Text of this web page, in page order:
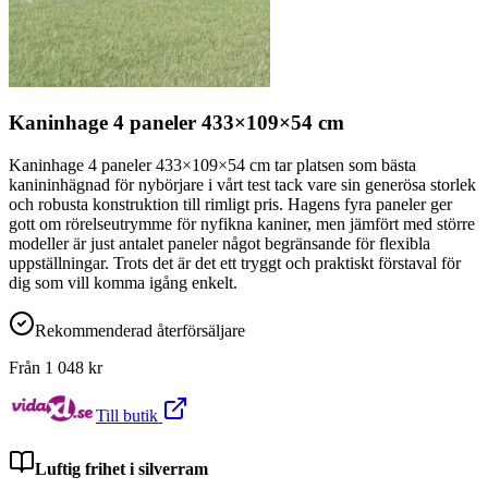
Kaninhage 4 paneler 433×109×54 cm
Kaninhage 4 paneler 433×109×54 cm tar platsen som bästa
kanininhägnad för nybörjare i vårt test tack vare sin generösa storlek
och robusta konstruktion till rimligt pris. Hagens fyra paneler ger
gott om rörelseutrymme för nyfikna kaniner, men jämfört med större
modeller är just antalet paneler något begränsande för flexibla
uppställningar. Trots det är det ett tryggt och praktiskt förstaval för
dig som vill komma igång enkelt.
Rekommenderad återförsäljare
Från 1 048 kr
Till butik
Luftig frihet i silverram